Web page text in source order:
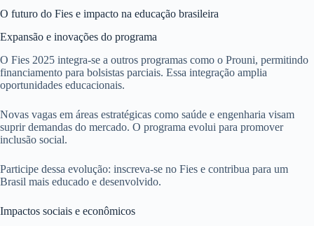
O futuro do Fies e impacto na educação brasileira
Expansão e inovações do programa
O Fies 2025 integra-se a outros programas como o Prouni, permitindo
financiamento para bolsistas parciais. Essa integração amplia
oportunidades educacionais.
Novas vagas em áreas estratégicas como saúde e engenharia visam
suprir demandas do mercado. O programa evolui para promover
inclusão social.
Participe dessa evolução: inscreva-se no Fies e contribua para um
Brasil mais educado e desenvolvido.
Impactos sociais e econômicos